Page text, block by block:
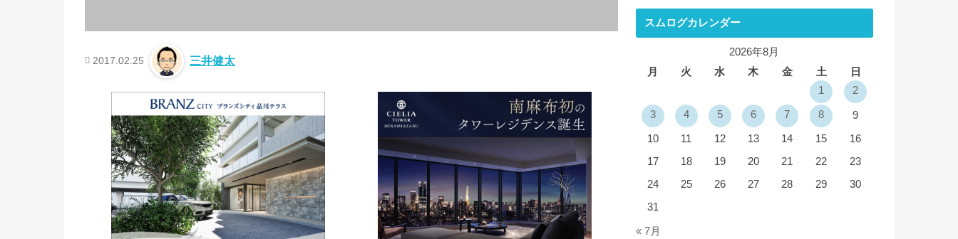
2017.02.25 三井健太
スムログカレンダー
2026年8月
月
火 水 木 金 土
日
1
2
3 4 5 6 7 8 9
10 11 12 13 14 15
16
17
18 19 20 21 22
23
24
25 26 27 28 29
30
31
« 7月